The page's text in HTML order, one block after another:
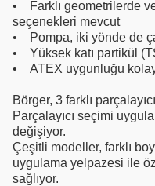
• Farklı geometrilerde
seçenekleri mevcut
• Pompa, iki yönde de
• Yüksek katı partikül
• ATEX uygunluğu
Börger, 3 farklı
Parçalayıcı seçimi
değişiyor.
Çeşitli modeller, farklı
uygulama yelpazesi ile
sağlıyor.